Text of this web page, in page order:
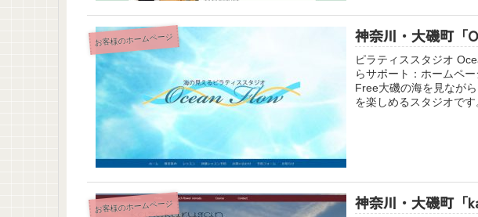
お客様のホームページ 神奈川・大磯町「
ピラティススタジオ
らサポート：ホームペ
Free大磯の海を見なが
を楽しめるスタジオで
お客様のホームページ 神奈川・大磯町「